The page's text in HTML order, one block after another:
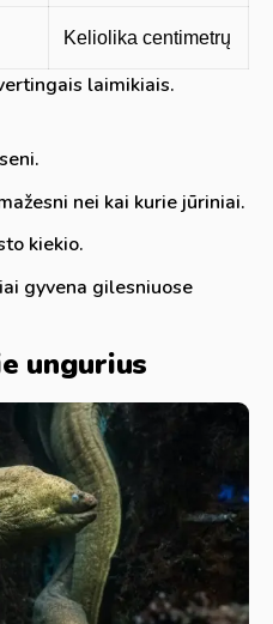
Keliolika centimetrų
laimikiais.
nei kai kurie jūriniai.
kiekio.
gyvena gilesniuose
ungurius